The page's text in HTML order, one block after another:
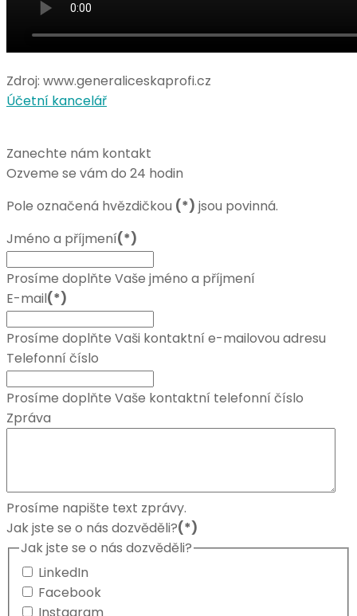
Zdroj: www.generaliceskaprofi.cz
Účetní kancelář
Zanechte nám kontakt
Ozveme se vám do 24 hodin
Pole označená hvězdičkou (*) jsou povinná.
Jméno a příjmení(*)
Prosíme doplňte Vaše jméno a příjmení
E-mail(*)
Prosíme doplňte Vaši kontaktní e-mailovou adresu
Telefonní číslo
Prosíme doplňte Vaše kontaktní telefonní číslo
Zpráva
Prosíme napište text zprávy.
Jak jste se o nás dozvěděli?(*)
Jak jste se o nás dozvěděli?
LinkedIn
Facebook
Instagram